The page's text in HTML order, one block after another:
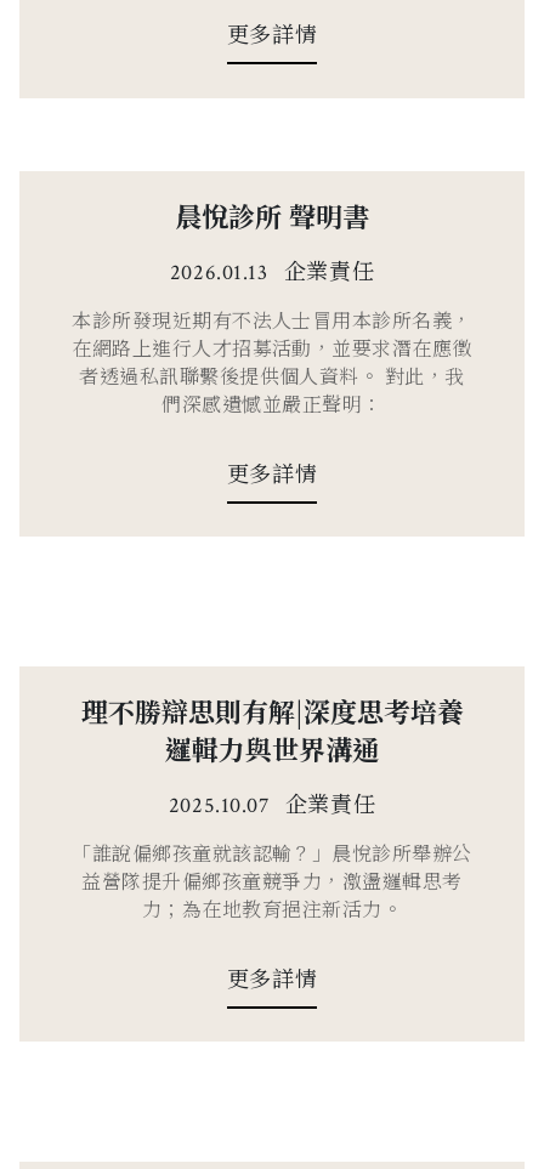
更多詳情
晨悅診所 聲明書
2026.01.13 企業責任
本診所發現近期有不法人士冒用本診所名義，
在網路上進行人才招募活動，並要求潛在應徵
者透過私訊聯繫後提供個人資料。 對此，我
們深感遺憾並嚴正聲明：
更多詳情
理不勝辯思則有解|深度思考培養
邏輯力與世界溝通
2025.10.07 企業責任
「誰說偏鄉孩童就該認輸？」晨悅診所舉辦公
益營隊提升偏鄉孩童競爭力，激盪邏輯思考
力；為在地教育挹注新活力。
更多詳情